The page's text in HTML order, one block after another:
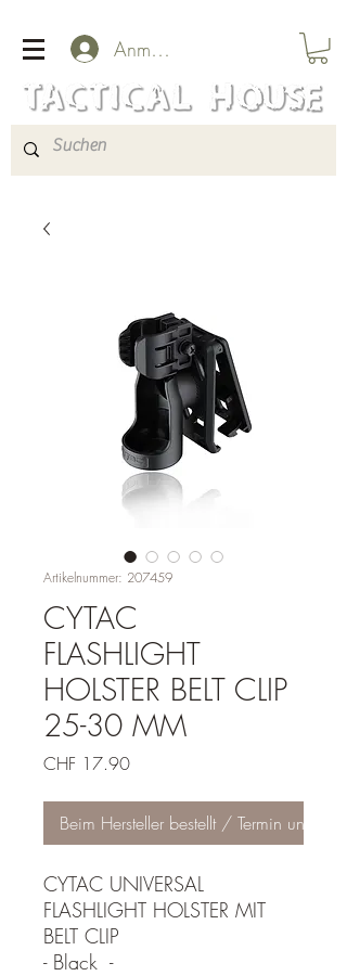
Anmelden
Artikelnummer: 207459
CYTAC
FLASHLIGHT
HOLSTER BELT CLIP
25-30 MM
CHF 17.90Preis
Beim Hersteller bestellt / Termin
CYTAC UNIVERSAL
FLASHLIGHT HOLSTER MIT
BELT CLIP
- Black -